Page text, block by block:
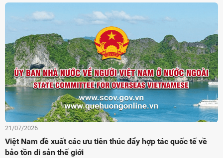
21/07/2026
Việt Nam đề xuất các ưu tiên thúc đẩy hợp tác quốc tế về
bảo tồn di sản thế giới